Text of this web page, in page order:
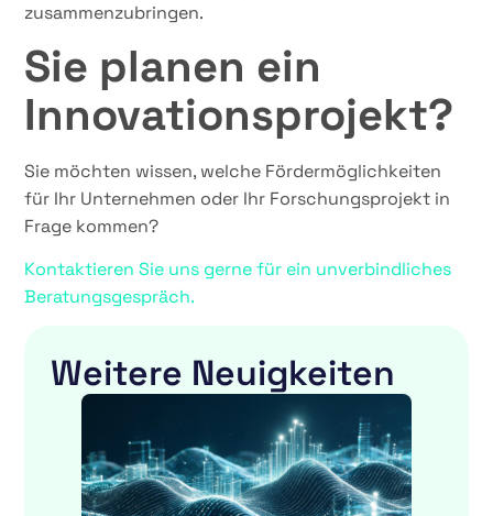
zusammenzubringen.
Sie planen ein
Innovationsprojekt?
Sie möchten wissen, welche Fördermöglichkeiten
für Ihr Unternehmen oder Ihr Forschungsprojekt in
Frage kommen?
Kontaktieren Sie uns gerne für ein unverbindliches
Beratungsgespräch.
Weitere Neuigkeiten